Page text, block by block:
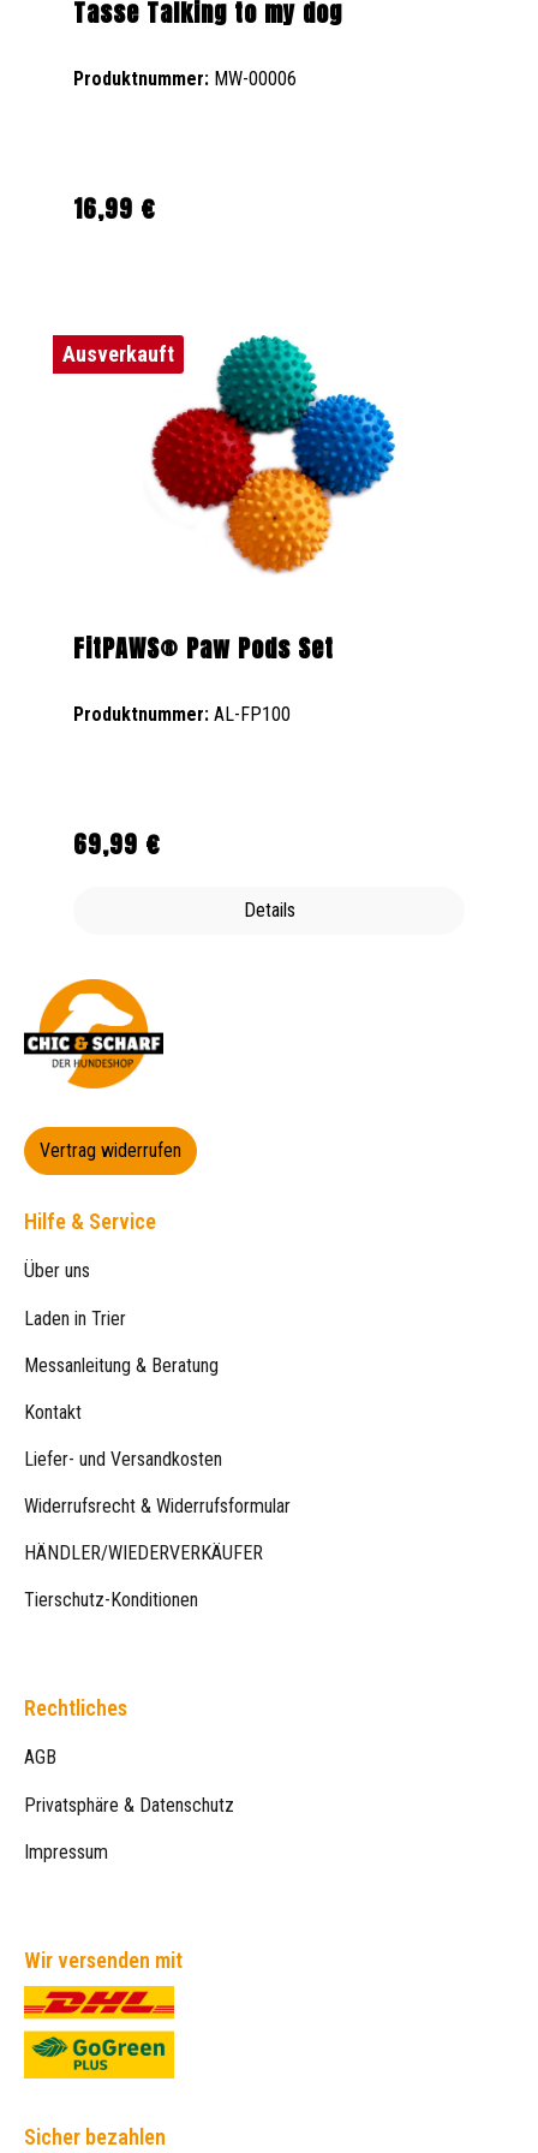
Tasse Talking to my dog
Produktnummer: MW-00006
Regulärer Preis:
16,99 €
Ausverkauft
FitPAWS® Paw Pods Set
Produktnummer: AL-FP100
Regulärer Preis:
69,99 €
Details
Vertrag widerrufen
Hilfe & Service
Über uns
Laden in Trier
Messanleitung & Beratung
Kontakt
Liefer- und Versandkosten
Widerrufsrecht & Widerrufsformular
HÄNDLER/WIEDERVERKÄUFER
Tierschutz-Konditionen
Rechtliches
AGB
Privatsphäre & Datenschutz
Impressum
Wir versenden mit
Sicher bezahlen